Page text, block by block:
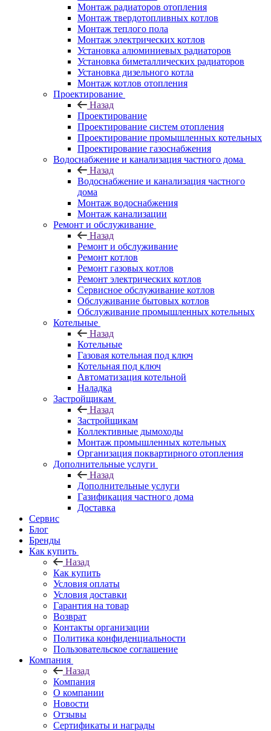
Монтаж радиаторов отопления
Монтаж твердотопливных котлов
Монтаж теплого пола
Монтаж электрических котлов
Установка алюминиевых радиаторов
Установка биметаллических радиаторов
Установка дизельного котла
Монтаж котлов отопления
Проектирование
Назад
Проектирование
Проектирование систем отопления
Проектирование промышленных котельных
Проектирование газоснабжения
Водоснабжение и канализация частного дома
Назад
Водоснабжение и канализация частного
дома
Монтаж водоснабжения
Монтаж канализации
Ремонт и обслуживание
Назад
Ремонт и обслуживание
Ремонт котлов
Ремонт газовых котлов
Ремонт электрических котлов
Сервисное обслуживание котлов
Обслуживание бытовых котлов
Обслуживание промышленных котельных
Котельные
Назад
Котельные
Газовая котельная под ключ
Котельная под ключ
Автоматизация котельной
Наладка
Застройщикам
Назад
Застройщикам
Коллективные дымоходы
Монтаж промышленных котельных
Организация поквартирного отопления
Дополнительные услуги
Назад
Дополнительные услуги
Газификация частного дома
Доставка
Сервис
Блог
Бренды
Как купить
Назад
Как купить
Условия оплаты
Условия доставки
Гарантия на товар
Возврат
Контакты организации
Политика конфиденциальности
Пользовательское соглашение
Компания
Назад
Компания
О компании
Новости
Отзывы
Сертификаты и награды